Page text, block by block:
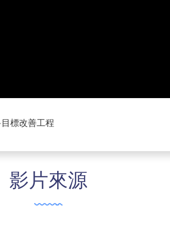
標改善工程
影片來源